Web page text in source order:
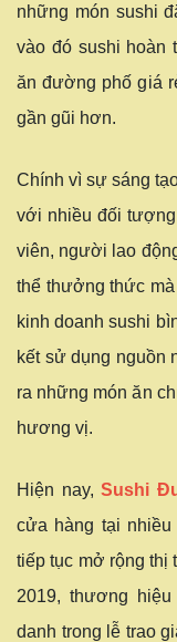
những món sushi
vào đó sushi hoàn
ăn đường phố giá
gần gũi hơn.
Chính vì sự sáng
với nhiều đối
viên, người lao
thể thưởng thức
kinh doanh sushi
kết sử dụng nguồn
ra những món ăn
hương vị.
Hiện nay,Sushi
cửa hàng tại
tiếp tục mở rộng thị
2019, thương
danh trong lễ trao